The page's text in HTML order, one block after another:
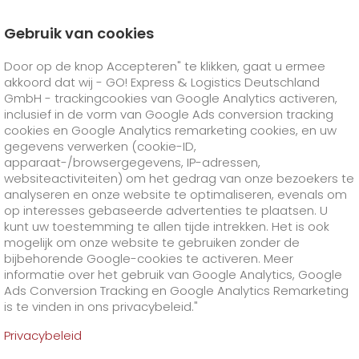
GO! Courier
GO! Direct
GO!Same day
GO!Exclusive
GO!On-Board-Courier
GO!Air Charter
GO! Express +
GO!Overnight +
Brandstoftoeslag 's nachts
>
GO!Worldwide
brandstoftoeslag wereldwijd
>
GO! Solutions +
Zakelijke oplossingen
GO!Gezondheidszorg
GO!High-tech
GO!Media & Handel
Speciale verzendgoederen
GO!Dierentransport
GO!Gevaarlijke goederen
Speciale verzendvereisten +
GO!Vracht Service
GO! Value added services
Online diensten
Bestellen en volgen
Registratie bestellen en volgen
IT-connectiviteit
Bedrijf
Over ons
Carrière
Speciale verzendvereisten
GO! Toeleveringsketen
Optimale
toeleveringsketen? GO!
Toeleveringsketen
Gebruik van cookies
Door op de knop Accepteren" te klikken, gaat u ermee
akkoord dat wij - GO! Express & Logistics Deutschland
GmbH - trackingcookies van Google Analytics activeren,
inclusief in de vorm van Google Ads conversion tracking
cookies en Google Analytics remarketing cookies, en uw
gegevens verwerken (cookie-ID,
apparaat-/browsergegevens, IP-adressen,
websiteactiviteiten) om het gedrag van onze bezoekers te
analyseren en onze website te optimaliseren, evenals om
op interesses gebaseerde advertenties te plaatsen. U
kunt uw toestemming te allen tijde intrekken. Het is ook
mogelijk om onze website te gebruiken zonder de
bijbehorende Google-cookies te activeren. Meer
informatie over het gebruik van Google Analytics, Google
Ads Conversion Tracking en Google Analytics Remarketing
is te vinden in ons privacybeleid."
Privacybeleid